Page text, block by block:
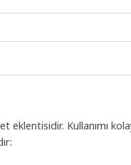
Kullanımı